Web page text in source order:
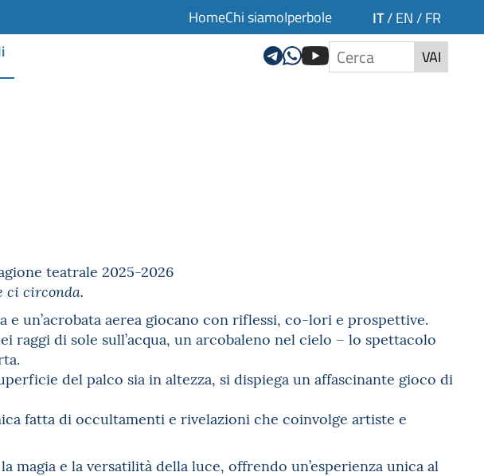
HomeChi siamoIperbole IT/ EN / FR
VAI
teatrale 2025-2026
ci circonda.
e un’acrobata aerea giocano con riflessi, co-lori e prospettive.
raggi di sole sull’acqua, un arcobaleno nel cielo – lo spettacolo
del palco sia in altezza, si dispiega un affascinante gioco di
fatta di occultamenti e rivelazioni che coinvolge artiste e
e la versatilità della luce, offrendo un’esperienza unica al